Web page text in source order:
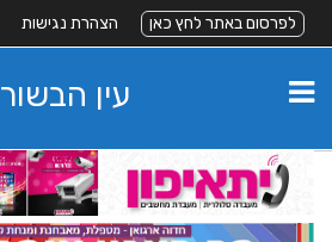
לפרסום באתר לחץ כאן הצהרת נגישות
עין הבשור